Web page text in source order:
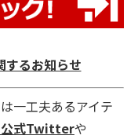
するお知らせ
一工夫あるアイテ
公式Twitterや